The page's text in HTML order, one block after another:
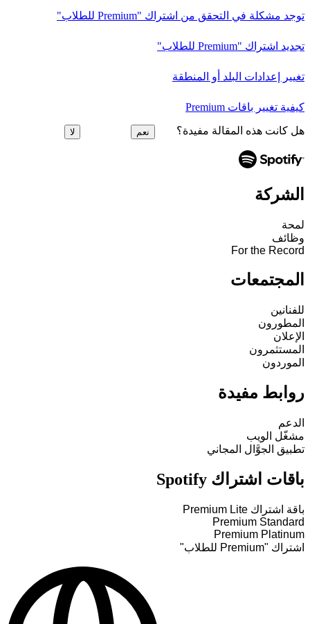
توجد مشكلة في التحقق من اشتراك "Premium للطلاب"
تجديد اشتراك "Premium للطلاب"
تغيير إعدادات البلد أو المنطقة
كيفية تغيير باقات Premium
هل كانت هذه المقالة مفيدة؟ نعم لا
الشركة
لمحة
وظائف
For the Record
المجتمعات
للفنانين
المطورون
الإعلان
المستثمرون
الموردون
روابط مفيدة
الدعم
مشغّل الويب
تطبيق الجوَّال المجاني
باقات اشتراك Spotify
باقة اشتراك Premium Lite
Premium Standard
Premium Platinum
اشتراك "Premium للطلاب"